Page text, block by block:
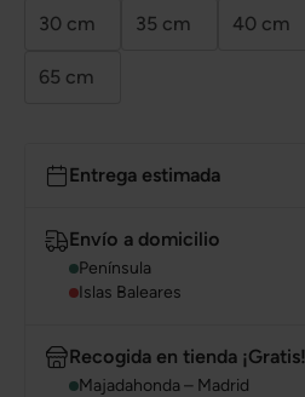
30 cm 35 cm 40 cm
65 cm
Entrega estimada
Envío a domicilio
Península
Islas Baleares
Recogida en tienda ¡Gratis!
Majadahonda – Madrid